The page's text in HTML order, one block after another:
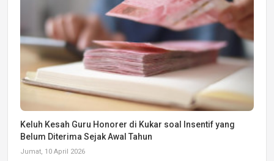
Keluh Kesah Guru Honorer di Kukar soal Insentif yang
Belum Diterima Sejak Awal Tahun
Jumat, 10 April 2026